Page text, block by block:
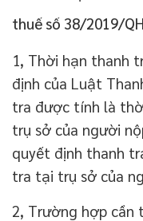
thuế số 38/2019/
1, Thời hạn thanh
định của Luật
tra được tính là
trụ sở của người
quyết định thanh
tra tại trụ sở của
2, Trường hợp cần